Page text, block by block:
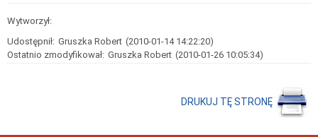
Gminne
inwestycje
drogowe
Działy
Wytworzył:
Udostępnił: Gruszka Robert (2010-01-14 14:22:20)
Ostatnio zmodyfikował: Gruszka Robert (2010-01-26 10:05:34)
DRUKUJ TĘ STRONĘ